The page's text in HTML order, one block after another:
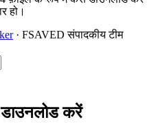
हो।
· FSAVED संपादकीय टीम
करें